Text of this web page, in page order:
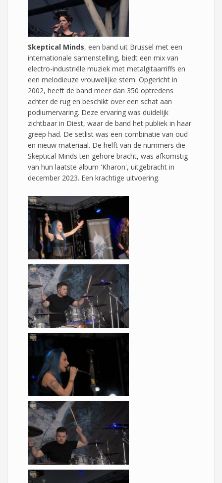
Skeptical Minds, een band uit Brussel met een
internationale samenstelling, biedt een mix van
electro-industriële muziek met metalgitaarriffs en
een melodieuze vrouwelijke stem. Opgericht in
2002, heeft de band meer dan 350 optredens
achter de rug en beschikt over een schat aan
podiumervaring. Deze ervaring was duidelijk
zichtbaar in Diest, waar de band het publiek in haar
greep had. De setlist was een combinatie van oud
en nieuw materiaal. De helft van de nummers die
Skeptical Minds ten gehore bracht, was afkomstig
van hun laatste album 'Kharon', uitgebracht in
december 2023. Een krachtige uitvoering.